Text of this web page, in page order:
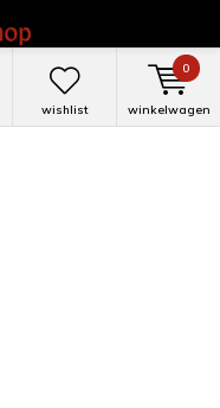
wishlist winkelwagen
0